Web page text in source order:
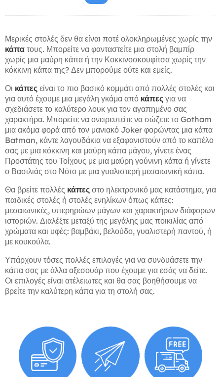
Μερικές στολές δεν θα είναι ποτέ ολοκληρωμένες χωρίς την
κάπα τους. Μπορείτε να φανταστείτε μια στολή βαμπίρ
χωρίς μια μαύρη κάπα ή την Κοκκινοσκουφίτσα χωρίς την
κόκκινη κάπα της? Δεν μπορούμε ούτε και εμείς.
Οι κάπες είναι το πιο βασικό κομμάτι από πολλές στολές και
για αυτό έχουμε μια μεγάλη γκάμα από κάπες για να
σχεδιάσετε το καλύτερο λουκ για τον αγαπημένο σας
χαρακτήρα. Μπορείτε να ονειρευτείτε να σώζετε το Gotham
μια ακόμα φορά από τον μανιακό Joker φορώντας μια κάπα
Batman, κάντε λαγουδάκια να εξαφανιστούν από το καπέλο
σας με μια κόκκινη και μαύρη κάπα μάγου, γίνετε ένας
Προστάτης του Τοίχους με μια μαύρη γούνινη κάπα ή γίνετε
ο Βασιλιάς στο Νότο με μια γυαλιστερή μεσαιωνική κάπα.
Θα βρείτε πολλές κάπες στο ηλεκτρονικό μας κατάστημα, για
παιδικές στολές ή στολές ενηλίκων όπως κάπες:
μεσαιωνικές, υπερηρώων μάγων και χαρακτήρων διάφορων
ιστοριών. Διαλέξτε μεταξύ της μεγάλης μας ποικιλίας από
χρώματα και υφές: βαμβάκι, βελούδο, γυαλιστερή παντού, ή
με κουκούλα.
Υπάρχουν τόσες πολλές επιλογές για να συνδυάσετε την
κάπα σας με άλλα αξεσουάρ που έχουμε για εσάς να δείτε.
Οι επιλογές είναι ατέλειωτες και θα σας βοηθήσουμε να
βρείτε την καλύτερη κάπα για τη στολή σας.